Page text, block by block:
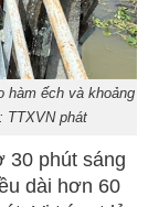
hàm ếch và khoảng
TTXVN phát
30 phút sáng
dài hơn 60